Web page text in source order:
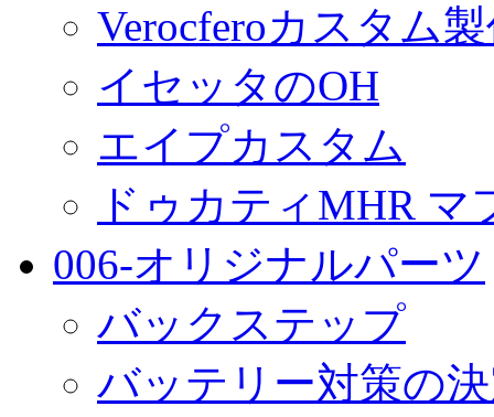
Verocferoカスタム
イセッタのOH
エイプカスタム
ドゥカティMHR マ
006-オリジナルパーツ
バックステップ
バッテリー対策の